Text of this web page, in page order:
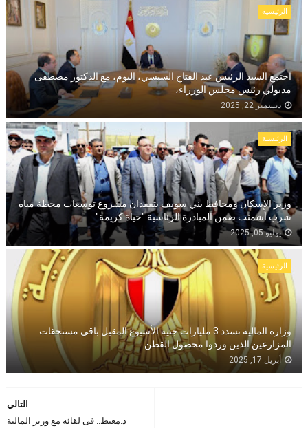
الرئيسية
اجتمع السيد الرئيس عبد الفتاح السيسي، اليوم، مع الدكتور مصطفى
مدبولي رئيس مجلس الوزراء،
ديسمبر 22, 2025
الرئيسية
وزير الإسكان ومحافظ بني سويف يتفقدان مشروع توسعات محطة مياه
شرب أشمنت ضمن المبادرة الرئاسية "حياة كريمة"
يوليو 05, 2025
الرئيسية
وزارة المالية تسدد 3 مليارات جنيه الأسبوع المقبل باقي مستحقات
المزارعين الذين وردوا محصول القطن
أبريل 17, 2025
التالي
د.معيط.. فى لقائه مع وزير المالية